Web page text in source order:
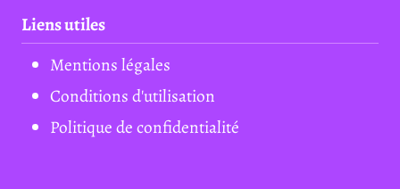
Liens utiles
Mentions légales
Conditions d'utilisation
Politique de confidentialité